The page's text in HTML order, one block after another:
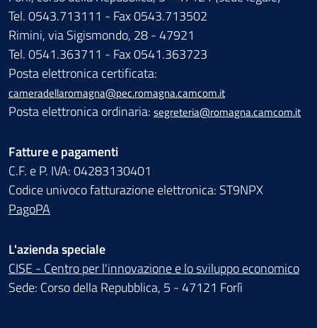
Tel. 0543.713111 - Fax 0543.713502
Rimini, via Sigismondo, 28 - 47921
Tel. 0541.363711 - Fax 0541.363723
Posta elettronica certificata:
cameradellaromagna@pec.romagna.camcom.it
Posta elettronica ordinaria: segreteria@romagna.camcom.it
Fatture e pagamenti
C.F. e P. IVA: 04283130401
Codice univoco fatturazione elettronica: ST9NPX
PagoPA
L'azienda speciale
CISE - Centro per l'innovazione e lo sviluppo economico
Sede: Corso della Repubblica, 5 - 47121 Forlì